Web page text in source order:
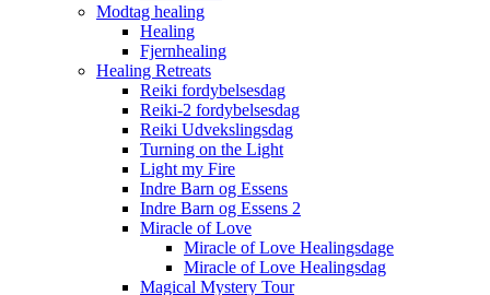
Modtag healing
Healing
Fjernhealing
Healing Retreats
Reiki fordybelsesdag
Reiki-2 fordybelsesdag
Reiki Udvekslingsdag
Turning on the Light
Light my Fire
Indre Barn og Essens
Indre Barn og Essens 2
Miracle of Love
Miracle of Love Healingsdage
Miracle of Love Healingsdag
Magical Mystery Tour